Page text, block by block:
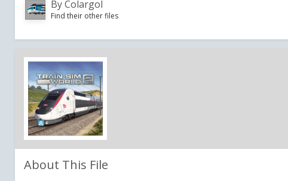
ByColargol
Find their other files
About This File